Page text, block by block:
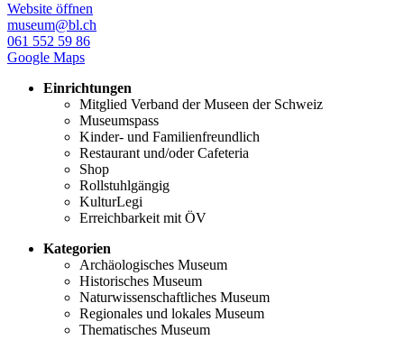
Website öffnen
museum@bl.ch
061 552 59 86
Google Maps
Einrichtungen
Mitglied Verband der Museen der Schweiz
Museumspass
Kinder- und Familienfreundlich
Restaurant und/oder Cafeteria
Shop
Rollstuhlgängig
KulturLegi
Erreichbarkeit mit ÖV
Kategorien
Archäologisches Museum
Historisches Museum
Naturwissenschaftliches Museum
Regionales und lokales Museum
Thematisches Museum